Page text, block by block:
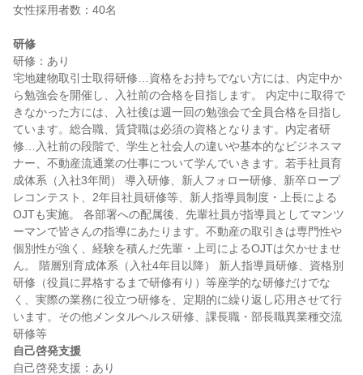
女性採用者数：40名
研修
研修：あり
宅地建物取引士取得研修…資格をお持ちでない方には、内定中か
ら勉強会を開催し、入社前の合格を目指します。 内定中に取得で
きなかった方には、入社後は週一回の勉強会で全員合格を目指し
ています。総合職、賃貸職は必須の資格となります。内定者研
修…入社前の段階で、学生と社会人の違いや基本的なビジネスマ
ナー、不動産流通業の仕事について学んでいきます。若手社員育
成体系（入社3年間） 導入研修、新人フォロー研修、新卒ロープ
レコンテスト、2年目社員研修等、新人指導員制度・上長による
OJTも実施。 各部署への配属後、先輩社員が指導員としてマンツ
ーマンで皆さんの指導にあたります。不動産の取引きは専門性や
個別性が強く、経験を積んだ先輩・上司によるOJTは欠かせませ
ん。 階層別育成体系（入社4年目以降） 新人指導員研修、資格別
研修（役員に昇格するまで研修有り）等座学的な研修だけでな
く、実際の業務に役立つ研修を、定期的に繰り返し応用させて行
います。その他メンタルヘルス研修、課長職・部長職異業種交流
自己啓発支援
自己啓発支援：あり